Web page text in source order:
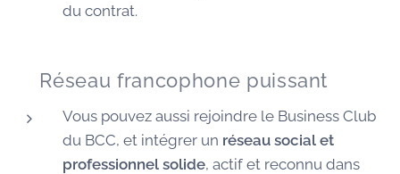
du contrat.
🌐 Réseau francophone puissant
Vous pouvez aussi rejoindre le Business Club
du BCC, et intégrer un réseau social et
professionnel solide, actif et reconnu dans